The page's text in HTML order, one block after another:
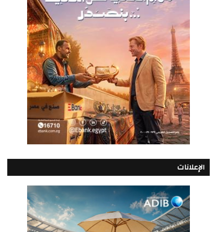
الإعلانات